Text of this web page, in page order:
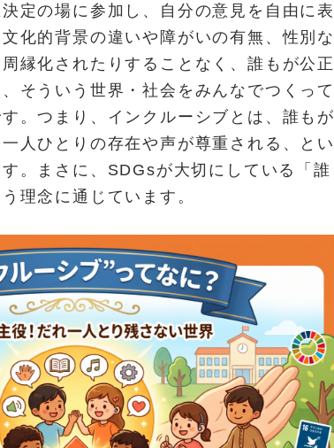
定の場に参加し、自分の意見を自由に表
化的背景の違いや障がいの有無、性別な
縁化されたりすることなく、誰もが公正
そういう世界・社会をみんなでつくって
。つまり、インクルーシブとは、誰もが
人ひとりの存在や声が尊重される、とい
。まさに、SDGsが大切にしている「誰
理念に通じています。